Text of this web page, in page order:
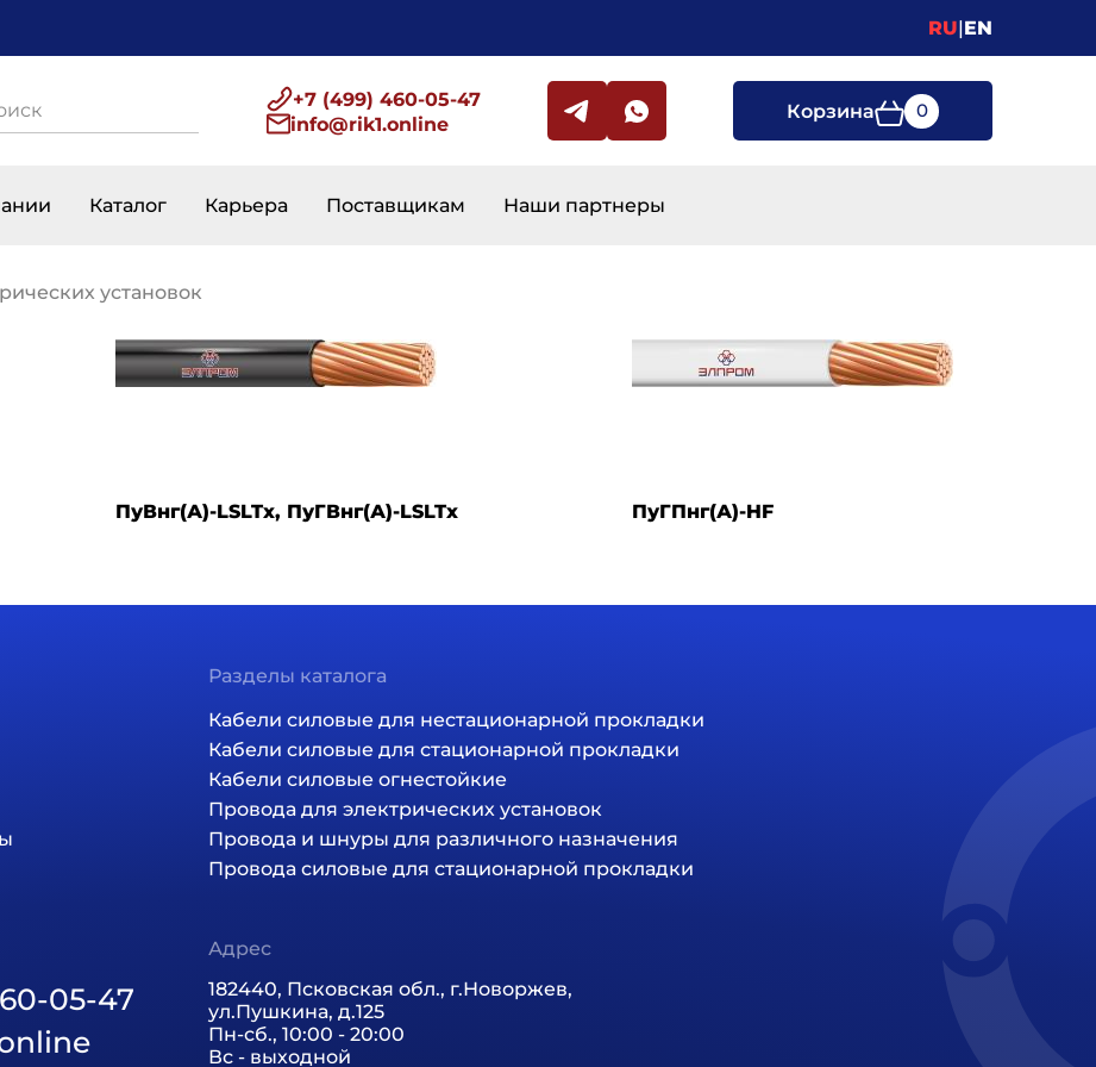
RU|EN
+7 (499) 460-05-47
info@rik1.online
Корзина 0
навигацияКаталог Карьера Поставщикам Наши партнеры
установок
ПуВнг(А)-LSLTx, ПуГВнг(А)-LSLTx ПуГПнг(А)-HF
Разделы каталога
Кабели силовые для нестационарной прокладки
Кабели силовые для стационарной прокладки
Кабели силовые огнестойкие
Провода для электрических установок
Провода и шнуры для различного назначения
Провода силовые для стационарной прокладки
05-47
Адрес
182440, Псковская обл., г.Новоржев,
ул.Пушкина, д.125
Пн-сб., 10:00 - 20:00
Вс - выходной